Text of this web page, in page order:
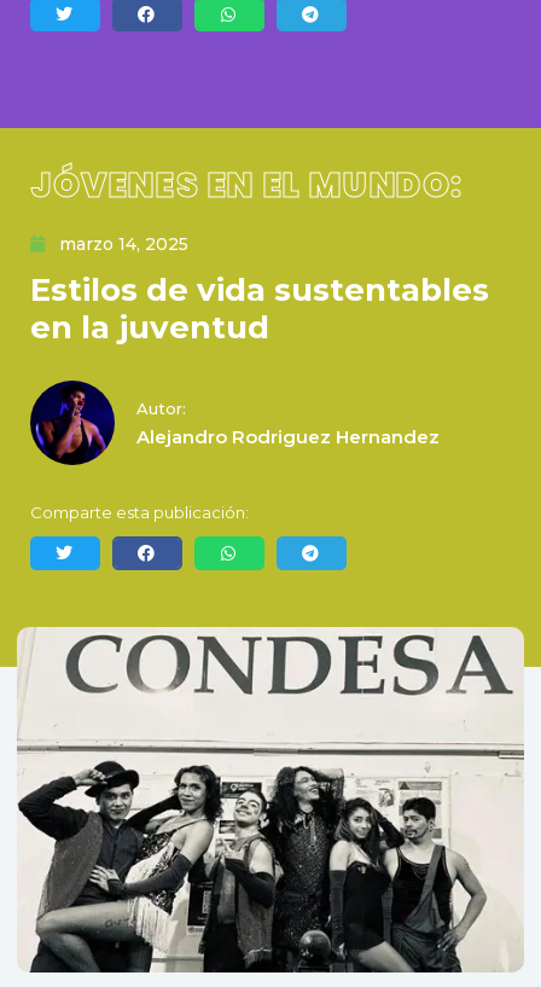
JÓVENES EN EL MUNDO:
marzo 14, 2025
Estilos de vida sustentables
en la juventud
Autor:
Alejandro Rodriguez Hernandez
Comparte esta publicación: